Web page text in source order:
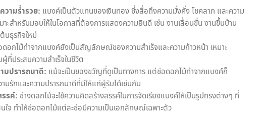
ามร่ำรวย: แบงค์เป็นตัวแทนของเงินทอง ซึ่งสื่อถึงความมั่งคั่ง โชคลาภ และความ
ะสำหรับมอบให้ในโอกาสที่ต้องการแสดงความยินดี เช่น งานเลื่อนขั้น งานขึ้นบ้าน
นธุรกิจใหม่
ดอกไม้ทำจากแบงค์ยังเป็นสัญลักษณ์ของความสำเร็จและความก้าวหน้า เหมาะ
ที่ประสบความสำเร็จในชีวิต
มปรารถนาดี: แม้จะเป็นของขวัญที่ดูเป็นทางการ แต่ช่อดอกไม้ทำจากแบงค์ก็
มรักและความปรารถนาดีที่มีให้แก่ผู้รับได้เช่นกัน
รค์: ช่างดอกไม้จะใช้ความคิดสร้างสรรค์ในการจัดเรียงแบงค์ให้เป็นรูปทรงต่างๆ ที่
ใจ ทำให้ช่อดอกไม้แต่ละช่อมีความเป็นเอกลักษณ์เฉพาะตัว